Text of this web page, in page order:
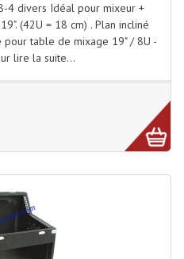
De Studio)
Portables Amplifiées
Tweeters Filtres
Sono
Passifs
4 divers Idéal pour mixeur +
(42U = 18 cm) . Plan incliné
pour table de mixage 19" / 8U -
lire la suite...